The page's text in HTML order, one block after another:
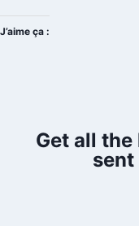
J’aime ça :
Get all